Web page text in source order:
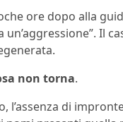
ore dopo alla
un’aggressione”. Il
non torna.
l’assenza di